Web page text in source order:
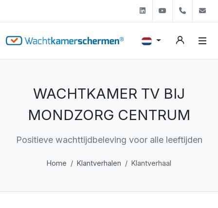
LinkedinYoutube+31
WACHTKAMER TV BIJ
MONDZORG CENTRUM
Positieve wachttijdbeleving voor alle leeftijden
Home Klantverhalen Klantverhaal